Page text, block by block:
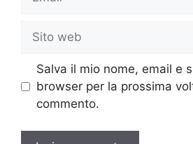
Sito
web
Salva il mio nome, email e
browser per la prossima
commento.